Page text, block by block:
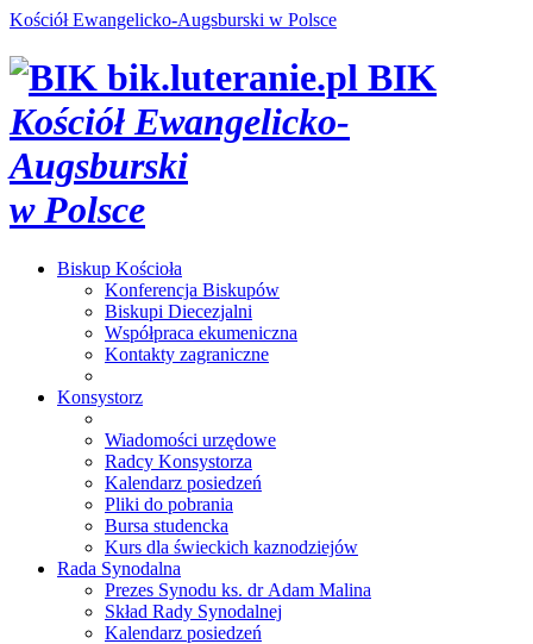
Kościół Ewangelicko-Augsburski w Polsce
bik.luteranie.pl BIK
Kościół Ewangelicko-
Augsburski
w Polsce
Biskup Kościoła
Konferencja Biskupów
Biskupi Diecezjalni
Współpraca ekumeniczna
Kontakty zagraniczne
Konsystorz
Wiadomości urzędowe
Radcy Konsystorza
Kalendarz posiedzeń
Pliki do pobrania
Bursa studencka
Kurs dla świeckich kaznodziejów
Rada Synodalna
Prezes Synodu ks. dr Adam Malina
Skład Rady Synodalnej
Kalendarz posiedzeń